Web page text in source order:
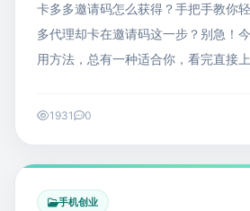
卡多多邀请码怎么获得？手把手教你
多代理却卡在邀请码这一步？别急！
用方法，总有一种适合你，看完直接上
1931 0
手机创业